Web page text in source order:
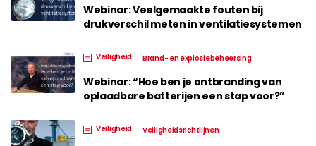
Webinar: Veelgemaakte fouten bij
drukverschil meten in ventilatiesystemen
Veiligheid Brand- en explosiebeheersing
Webinar: “Hoe ben je ontbranding van
oplaadbare batterijen een stap voor?”
Veiligheid Veiligheidsrichtlijnen